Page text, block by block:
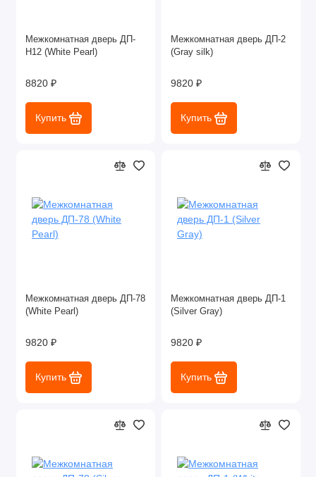
Межкомнатная дверь ДП-
Н12 (White Pearl)
8820 ₽
Купить
Межкомнатная дверь ДП-2
(Gray silk)
9820 ₽
Купить
Межкомнатная дверь ДП-78
(White Pearl)
9820 ₽
Купить
Межкомнатная дверь ДП-1
(Silver Gray)
9820 ₽
Купить